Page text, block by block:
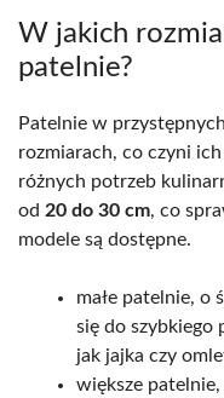
W jakich
patelnie?
Patelnie w
rozmiarach, co czyni
różnych potrzeb
od 20 do 30 cm, co
modele są dostępne.
małe patelnie, o
się do
jak jajka czy
większe